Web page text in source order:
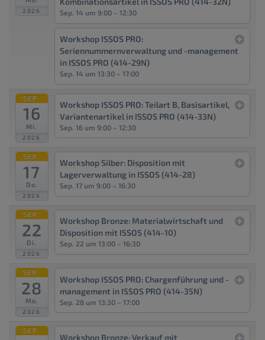
2026 Sep. 14 um 9:00 – 12:30
Workshop ISSOS PRO:
Seriennummernverwaltung und -management
in ISSOS PRO (414-29N)
Sep. 14 um 13:30 – 17:00
SEP.
16
Mi.
2026
Workshop ISSOS PRO: Teilart B, Basisartikel,
Variantenartikel in ISSOS PRO (414-33N)
Sep. 16 um 9:00 – 12:30
SEP.
17
Do.
2026
Workshop Silber: Disposition mit
Lagerverwaltung in ISSOS (414-28)
Sep. 17 um 9:00 – 16:30
SEP.
22
Di.
2026
Workshop Bronze: Materialwirtschaft und
Disposition mit ISSOS (414-10)
Sep. 22 um 13:00 – 16:30
SEP.
28
Mo.
2026
Workshop ISSOS PRO: Chargenführung und -
management in ISSOS PRO (414-35N)
Sep. 28 um 13:30 – 17:00
SEP.
Workshop Bronze: Verkauf mit